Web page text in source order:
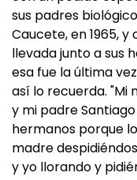
sus padres
Caucete, en 1965, y
llevada junto a sus
esa fue la última
así lo recuerda. "Mi
y mi padre
hermanos porque
madre
y yo llorando y